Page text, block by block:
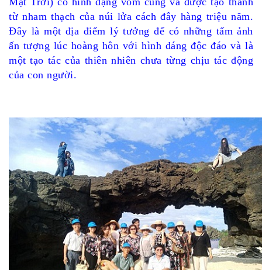
từ nham thạch của núi lửa cách đây hàng triệu năm.
Đây là một địa điểm lý tưởng để có những tấm ảnh
ấn tượng lúc hoàng hôn với hình dáng độc đáo và là
một tạo tác của thiên nhiên chưa từng chịu tác động
của con người.